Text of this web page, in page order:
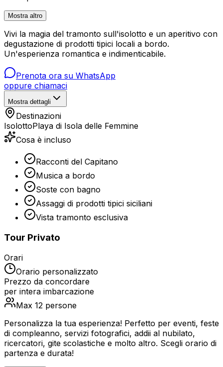
Mostra altro
Vivi la magia del tramonto sull'isolotto e un aperitivo con
degustazione di prodotti tipici locali a bordo.
Un'esperienza romantica e indimenticabile.
Prenota ora su WhatsApp
oppure chiamaci
Mostra dettagli
Destinazioni
IsolottoPlaya di Isola delle Femmine
Cosa è incluso
Racconti del Capitano
Musica a bordo
Soste con bagno
Assaggi di prodotti tipici siciliani
Vista tramonto esclusiva
Tour Privato
Orari
Orario personalizzato
Prezzo da concordare
per intera imbarcazione
Max 12 persone
Personalizza la tua esperienza! Perfetto per eventi, feste
di compleanno, servizi fotografici, addii al nubilato,
ricercatori, gite scolastiche e molto altro. Scegli orario di
partenza e durata!